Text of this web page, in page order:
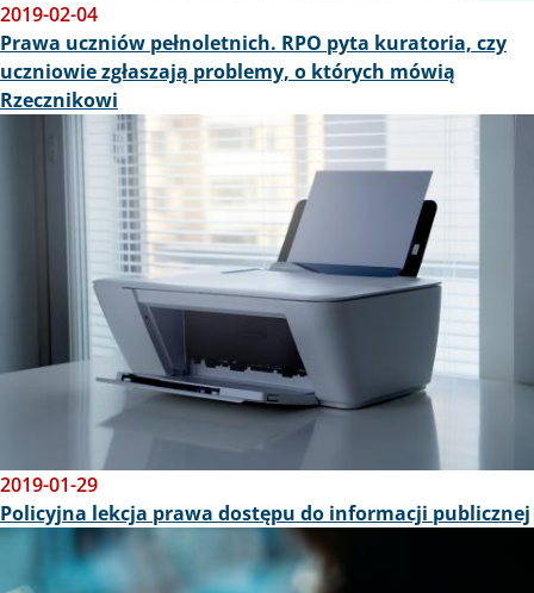
2019-02-04
Prawa uczniów pełnoletnich. RPO pyta kuratoria, czy
uczniowie zgłaszają problemy, o których mówią
Rzecznikowi
2019-01-29
Policyjna lekcja prawa dostępu do informacji publicznej
Obraz